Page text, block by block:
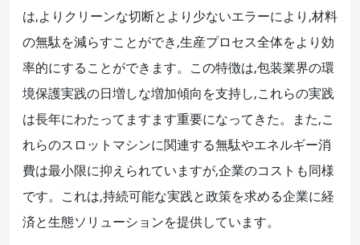
は,よりクリーンな切断とより少ないエラーにより,材料
の無駄を減らすことができ,生産プロセス全体をより効
率的にすることができます。この特徴は,包装業界の環
境保護実践の日増しな増加傾向を支持し,これらの実践
は長年にわたってますます重要になってきた。また,こ
れらのスロットマシンに関連する無駄やエネルギー消
費は最小限に抑えられていますが,企業のコストも同様
です。これは,持続可能な実践と政策を求める企業に経
済と生態ソリューションを提供しています。